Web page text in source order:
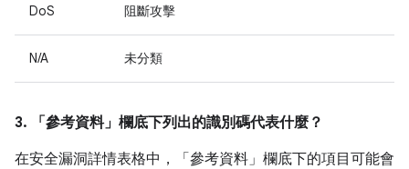
DoS 阻斷攻擊
N/A 未分類
3. 「參考資料」 欄底下列出的識別碼代表什麼？
在安全漏洞詳情表格中，「參考資料」 欄底下的項目可能會